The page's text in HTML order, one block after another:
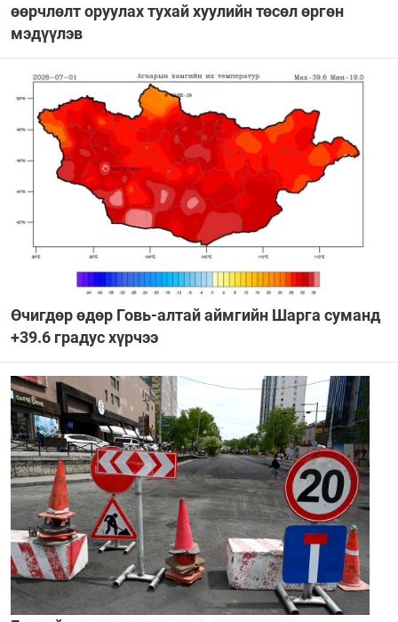
өөрчлөлт оруулах тухай хуулийн төсөл өргөн
мэдүүлэв
Өчигдөр өдөр Говь-алтай аймгийн Шарга суманд
+39.6 градус хүрчээ